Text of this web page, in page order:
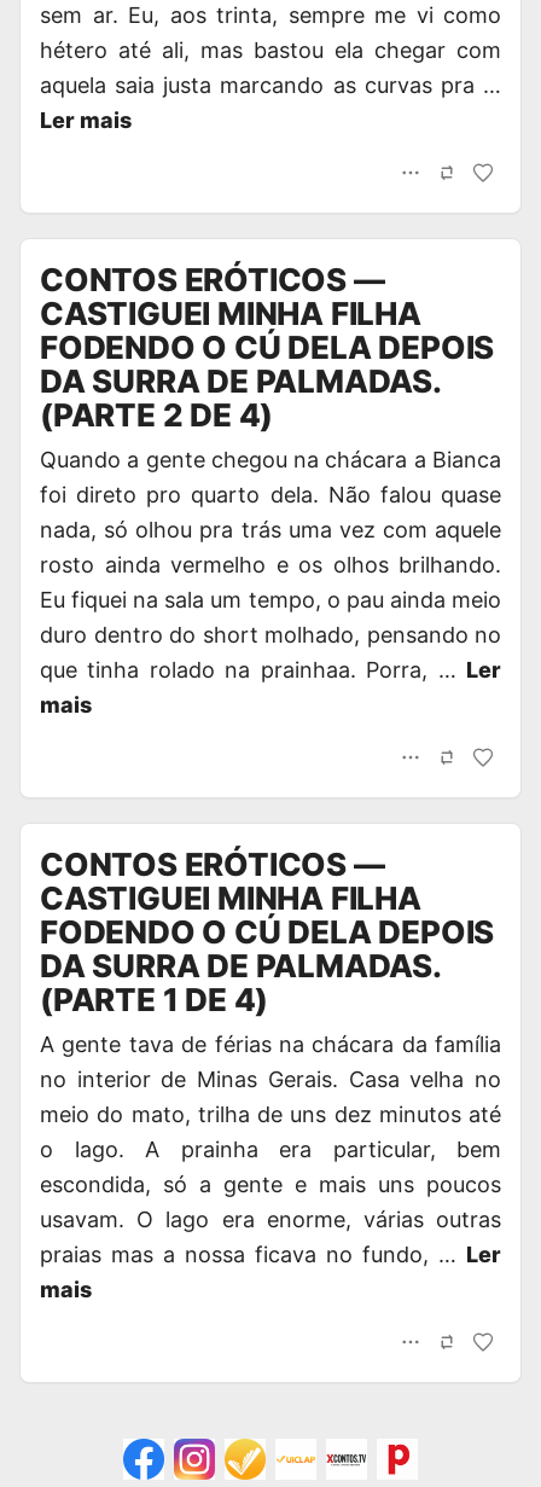
sem ar. Eu, aos trinta, sempre me vi como
hétero até ali, mas bastou ela chegar com
aquela saia justa marcando as curvas pra …
Ler mais
CONTOS ERÓTICOS —
CASTIGUEI MINHA FILHA
FODENDO O CÚ DELA DEPOIS
DA SURRA DE PALMADAS.
(PARTE 2 DE 4)
Quando a gente chegou na chácara a Bianca
foi direto pro quarto dela. Não falou quase
nada, só olhou pra trás uma vez com aquele
rosto ainda vermelho e os olhos brilhando.
Eu fiquei na sala um tempo, o pau ainda meio
duro dentro do short molhado, pensando no
que tinha rolado na prainhaa. Porra, … Ler
mais
CONTOS ERÓTICOS —
CASTIGUEI MINHA FILHA
FODENDO O CÚ DELA DEPOIS
DA SURRA DE PALMADAS.
(PARTE 1 DE 4)
A gente tava de férias na chácara da família
no interior de Minas Gerais. Casa velha no
meio do mato, trilha de uns dez minutos até
o lago. A prainha era particular, bem
escondida, só a gente e mais uns poucos
usavam. O lago era enorme, várias outras
praias mas a nossa ficava no fundo, … Ler
mais